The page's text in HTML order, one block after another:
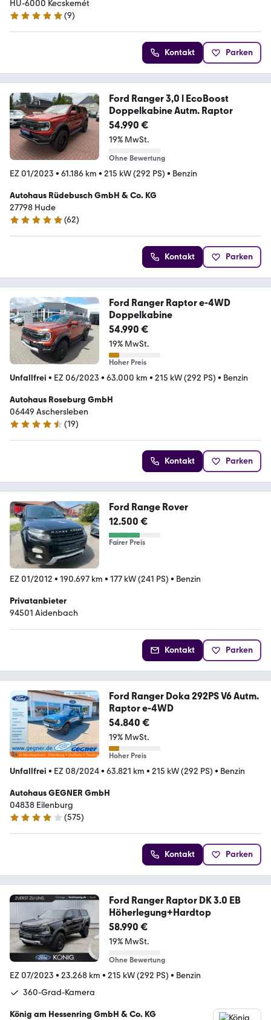
HU-6000 Kecskemét
5 Sterne
(9)
Kontakt Parken
Ford Ranger 3,0 l EcoBoost
Doppelkabine Autm. Raptor
54.990 €
19% MwSt.
Ohne Bewertung
EZ 01/2023 • 61.186 km • 215 kW (292 PS) • Benzin
Autohaus Rüdebusch GmbH & Co. KG
27798 Hude
4.9 Sterne
(62)
Kontakt Parken
Ford Ranger Raptor e-4WD
Doppelkabine
54.990 €
19% MwSt.
Hoher Preis
Unfallfrei • EZ 06/2023 • 63.000 km • 215 kW (292 PS) • Benzin
Autohaus Roseburg GmbH
06449 Aschersleben
4.7 Sterne
(19)
Kontakt Parken
Ford Range Rover
12.500 €
Fairer Preis
EZ 01/2012 • 190.697 km • 177 kW (241 PS) • Benzin
Privatanbieter
94501 Aidenbach
Kontakt Parken
Ford Ranger Doka 292PS V6 Autm.
Raptor e-4WD
54.840 €
19% MwSt.
Hoher Preis
Unfallfrei • EZ 08/2024• 63.821 km • 215 kW (292 PS) • Benzin
Autohaus GEGNER GmbH
04838 Eilenburg
4.2 Sterne
(575)
Kontakt Parken
Ford Ranger Raptor DK 3.0 EB
Höherlegung+Hardtop
58.990 €
19% MwSt.
Ohne Bewertung
EZ 07/2023 • 23.268 km • 215 kW (292 PS) • Benzin
360-Grad-Kamera
König am Hessenring GmbH & Co. KG